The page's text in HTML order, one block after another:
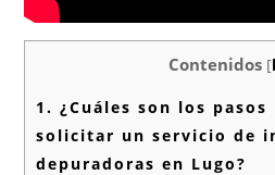
Contenidos [
1. ¿Cuáles son los
solicitar un servicio de
depuradoras en Lugo?